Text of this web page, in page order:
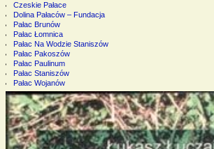
Czeskie Pałace
Dolina Pałaców – Fundacja
Pałac Brunów
Pałac Łomnica
Pałac Na Wodzie Staniszów
Pałac Pakoszów
Pałac Paulinum
Pałac Staniszów
Pałac Wojanów